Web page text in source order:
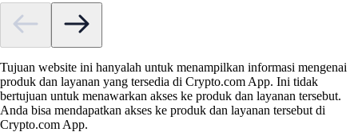
Tujuan website ini hanyalah untuk menampilkan informasi mengenai
produk dan layanan yang tersedia di Crypto.com App. Ini tidak
bertujuan untuk menawarkan akses ke produk dan layanan tersebut.
Anda bisa mendapatkan akses ke produk dan layanan tersebut di
Crypto.com App.